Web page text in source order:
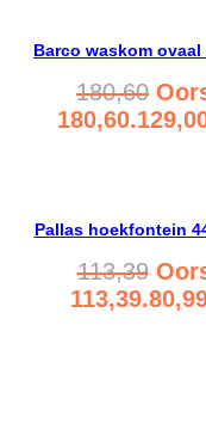
Barco waskom
180,60
180,60.
Pallas hoekfontein
113,39
113,39.